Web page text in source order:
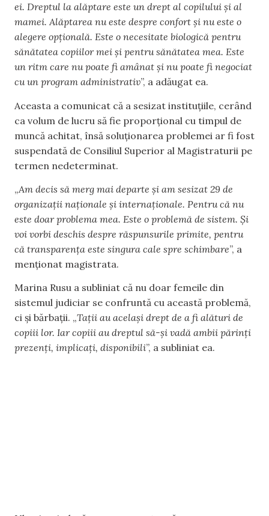
ei. Dreptul la alăptare este un drept al copilului și al
mamei. Alăptarea nu este despre confort și nu este o
alegere opțională. Este o necesitate biologică pentru
sănătatea copiilor mei și pentru sănătatea mea. Este
un ritm care nu poate fi amânat și nu poate fi negociat
cu un program administrativ”, a adăugat ea.
Aceasta a comunicat că a sesizat instituțiile, cerând
ca volum de lucru să fie proporțional cu timpul de
muncă achitat, însă soluționarea problemei ar fi fost
suspendată de Consiliul Superior al Magistraturii pe
termen nedeterminat.
„Am decis să merg mai departe și am sesizat 29 de
organizații naționale și internaționale. Pentru că nu
este doar problema mea. Este o problemă de sistem. Și
voi vorbi deschis despre răspunsurile primite, pentru
că transparența este singura cale spre schimbare”, a
menționat magistrata.
Marina Rusu a subliniat că nu doar femeile din
sistemul judiciar se confruntă cu această problemă,
ci și bărbații. „Tații au același drept de a fi alături de
copiii lor. Iar copiii au dreptul să-și vadă ambii părinți
prezenți, implicați, disponibili”, a subliniat ea.